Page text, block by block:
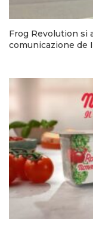
Frog Revolution si
comunicazione de